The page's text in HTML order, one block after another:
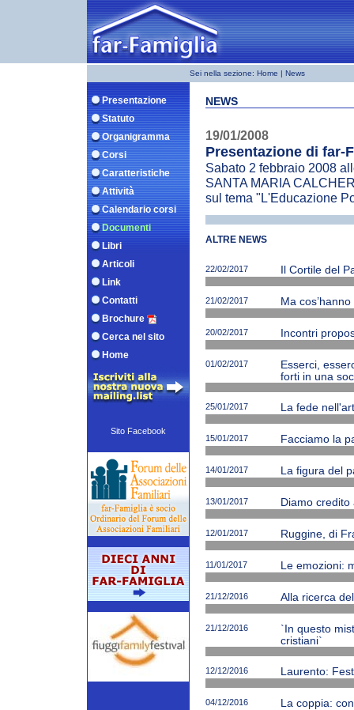
Sei nella sezione: Home | News
Presentazione
Statuto
Organigramma
Corsi
Caratteristiche
Attività
Calendario corsi
Documenti
Libri
Articoli
Link
Contatti
Brochure
Cerca nel sito
Home
Sito Facebook
NEWS
19/01/2008
Presentazione di far-
Sabato 2 febbraio 2008
SANTA MARIA
sul tema "L'Educazione
ALTRE NEWS
22/02/2017 Il Cortile del
21/02/2017 Ma
20/02/2017 Incontri
01/02/2017
Esserci,
forti in una
25/01/2017 La fede
15/01/2017 Facciamo la
14/01/2017 La figura del
13/01/2017 Diamo
12/01/2017 Ruggine, di
11/01/2017 Le emozioni:
21/12/2016 Alla ricerca
21/12/2016
`In questo
cristiani`
12/12/2016 Laurento:
04/12/2016 La coppia: